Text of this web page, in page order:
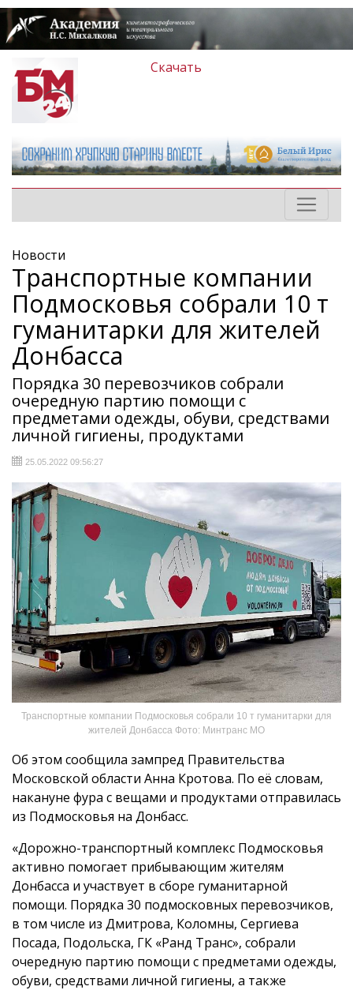
Скачать
Новости
Транспортные компании
Подмосковья собрали 10 т
гуманитарки для жителей
Донбасса
Порядка 30 перевозчиков собрали
очередную партию помощи с
предметами одежды, обуви, средствами
личной гигиены, продуктами
25.05.2022 09:56:27
Транспортные компании Подмосковья собрали 10 т гуманитарки для
жителей Донбасса Фото: Минтранс МО
Об этом сообщила зампред Правительства
Московской области Анна Кротова. По её словам,
накануне фура с вещами и продуктами отправилась
из Подмосковья на Донбасс.
«Дорожно-транспортный комплекс Подмосковья
активно помогает прибывающим жителям
Донбасса и участвует в сборе гуманитарной
помощи. Порядка 30 подмосковных перевозчиков,
в том числе из Дмитрова, Коломны, Сергиева
Посада, Подольска, ГК «Ранд Транс», собрали
очередную партию помощи с предметами одежды,
обуви, средствами личной гигиены, а также